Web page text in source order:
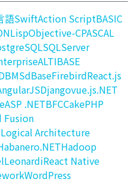
語SwiftAction ScriptBASIC
LispObjective-CPASCAL
SQLServer
ALTIBASE
dBaseFirebirdReact.js
Djangovue.js.NET
ASP .NETBFCCakePHP
Fusion
Architecture
Hadoop
LeonardiReact Native
WordPress